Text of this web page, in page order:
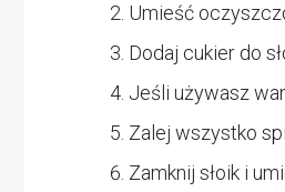
Umieść
Dodaj cukier do
Jeśli używasz
Zalej wszystko
Zamknij słoik i